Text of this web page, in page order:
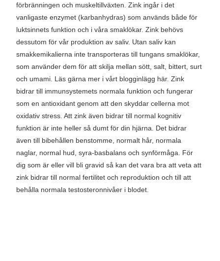
förbränningen och muskeltillväxten. Zink ingår i det
vanligaste enzymet (karbanhydras) som används både för
luktsinnets funktion och i våra smaklökar. Zink behövs
dessutom för vår produktion av saliv. Utan saliv kan
smakkemikalierna inte transporteras till tungans smaklökar,
som använder dem för att skilja mellan sött, salt, bittert, surt
och umami. Läs gärna mer i vårt blogginlägg här. Zink
bidrar till immunsystemets normala funktion och fungerar
som en antioxidant genom att den skyddar cellerna mot
oxidativ stress. Att zink även bidrar till normal kognitiv
funktion är inte heller så dumt för din hjärna. Det bidrar
även till bibehållen benstomme, normalt hår, normala
naglar, normal hud, syra-basbalans och synförmåga. För
dig som är eller vill bli gravid så kan det vara bra att veta att
zink bidrar till normal fertilitet och reproduktion och till att
behålla normala testosteronnivåer i blodet.